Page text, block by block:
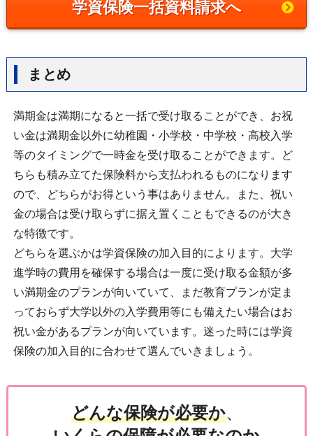
学資保険一括資料請求へ
まとめ
満期金は満期になると一括で受け取ることができ、お祝
い金は満期金以外に幼稚園・小学校・中学校・高校入学
等のタイミングで一時金を受け取ることができます。ど
ちらも積み立てた保険料から支払われるものになります
ので、どちらがお得という事はありません。また、祝い
金の場合は受け取らずに据え置くこともできるのが大き
な特徴です。
どちらを選ぶかは学資保険の加入目的によります。大学
進学時の費用を確保する場合は一度に受け取る金額が多
い満期金のプランが向いていて、まだ教育プランが定ま
っておらず大学以外の入学費用等にも備えたい場合はお
祝い金があるプランが向いています。迷った時には学資
保険の加入目的に合わせて選んでいきましょう。
どんな保険が必要か、